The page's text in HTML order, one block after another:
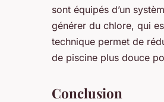
sont équipés d’un
générer du chlore, qui
technique permet de
de piscine plus douce
Conclusion